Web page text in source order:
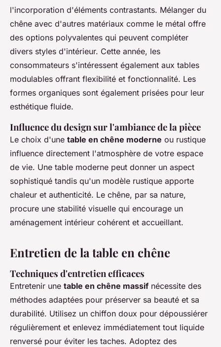
l'incorporation d'éléments contrastants. Mélanger du
chêne avec d'autres matériaux comme le métal offre
des options polyvalentes qui peuvent compléter
divers styles d'intérieur. Cette année, les
consommateurs s'intéressent également aux tables
modulables offrant flexibilité et fonctionnalité. Les
formes organiques sont également prisées pour leur
esthétique fluide.
Influence du design sur l'ambiance de la pièce
Le choix d'une table en chêne moderne ou rustique
influence directement l'atmosphère de votre espace
de vie. Une table moderne peut donner un aspect
sophistiqué tandis qu'un modèle rustique apporte
chaleur et authenticité. Le chêne, par sa nature,
procure une stabilité visuelle qui encourage un
aménagement intérieur cohérent et accueillant.
Entretien de la table en chêne
Techniques d'entretien efficaces
Entretenir une table en chêne massif nécessite des
méthodes adaptées pour préserver sa beauté et sa
durabilité. Utilisez un chiffon doux pour dépoussiérer
régulièrement et enlevez immédiatement tout liquide
renversé pour éviter les taches. Adoptez des